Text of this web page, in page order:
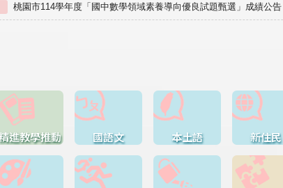
桃園市114學年度「國中數學領域素養導向優良試題甄選」成績公告
進教學推動 國語文 本土語 新住民